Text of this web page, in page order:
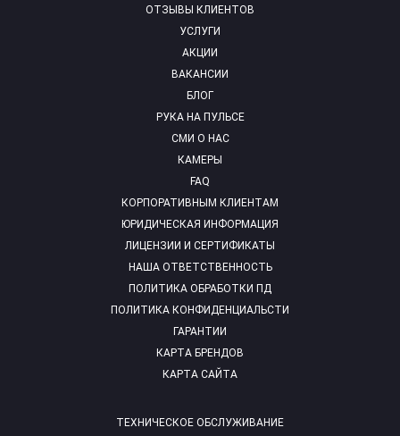
ОТЗЫВЫ КЛИЕНТОВ
УСЛУГИ
АКЦИИ
ВАКАНСИИ
БЛОГ
РУКА НА ПУЛЬСЕ
СМИ О НАС
КАМЕРЫ
FAQ
ТЕХНИЧЕСКОЕ ОБСЛУЖИВАНИЕ
КОРПОРАТИВНЫМ КЛИЕНТАМ
ЮРИДИЧЕСКАЯ ИНФОРМАЦИЯ
ЛИЦЕНЗИИ И СЕРТИФИКАТЫ
НАША ОТВЕТСТВЕННОСТЬ
ПОЛИТИКА ОБРАБОТКИ ПД
ПОЛИТИКА КОНФИДЕНЦИАЛЬСТИ
ГАРАНТИИ
КАРТА БРЕНДОВ
КАРТА САЙТА